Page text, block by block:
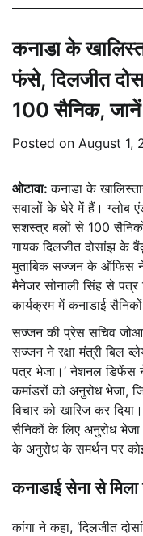
कनाडा के
फंसे, दिलजीत
100 सैनिक, जानें
Posted on August 1,
ओटावा:कनाडा के
सवालों के घेरे में हैं। ग्लोब
सशस्त्र बलों से 100
गायक दिलजीत दोसांझ के
मुताबिक सज्जन के ऑफिस
मैनेजर सोनाली सिंह से
कार्यक्रम में कनाडाई
सज्जन की प्रेस सचिव
सज्जन ने रक्षा मंत्री बिल
पत्र भेजा।’ नेशनल डिफेंस
कमांडरों को अनुरोध भेजा,
विचार को खारिज कर
सैनिकों के लिए अनुरोध
के अनुरोध के समर्थन पर
कनाडाई सेना से
कांगा ने कहा, ‘दिलजीत